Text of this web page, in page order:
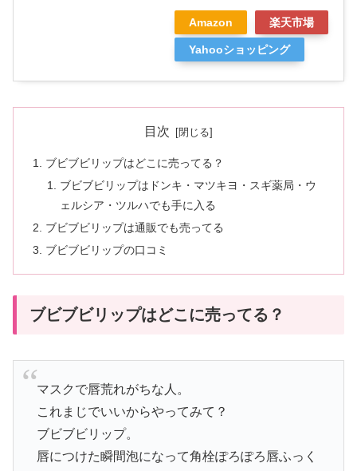
Amazon 楽天市場
Yahooショッピング
目次
ブビブビリップはどこに売ってる？
ブビブビリップはドンキ・マツキヨ・スギ薬局・ウ
ェルシア・ツルハでも手に入る
ブビブビリップは通販でも売ってる
ブビブビリップの口コミ
ブビブビリップはどこに売ってる？
マスクで唇荒れがちな人。
これまじでいいからやってみて？
ブビブビリップ。
唇につけた瞬間泡になって角栓ぽろぽろ唇ふっく